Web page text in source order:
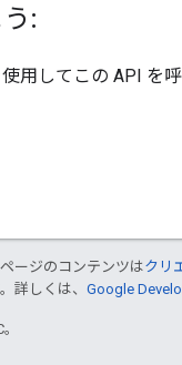
:
用してこの API を
ージのコンテンツはクリ
詳しくは、 Google